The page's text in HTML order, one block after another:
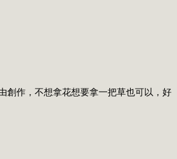
創作，不想拿花想要拿一把草也可以，好